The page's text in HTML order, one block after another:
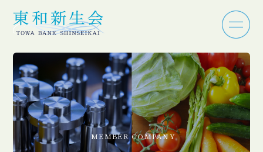
MEMBER COMPANY